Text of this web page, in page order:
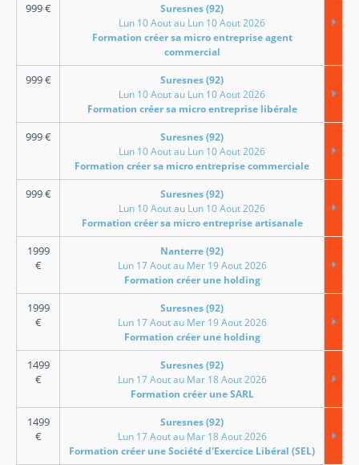
999€
Suresnes (92)
Lun 10 Aout au Lun 10 Aout 2026
Formation créer sa micro entreprise agent
commercial
999€
Suresnes (92)
Lun 10 Aout au Lun 10 Aout 2026
Formation créer sa micro entreprise libérale
999€
Suresnes (92)
Lun 10 Aout au Lun 10 Aout 2026
Formation créer sa micro entreprise commerciale
999€
Suresnes (92)
Lun 10 Aout au Lun 10 Aout 2026
Formation créer sa micro entreprise artisanale
1999
€
Nanterre (92)
Lun 17 Aout au Mer 19 Aout 2026
Formation créer une holding
1999
€
Suresnes (92)
Lun 17 Aout au Mer 19 Aout 2026
Formation créer une holding
1499
€
Suresnes (92)
Lun 17 Aout au Mar 18 Aout 2026
Formation créer une SARL
1499
€
Suresnes (92)
Lun 17 Aout au Mar 18 Aout 2026
Formation créer une Société d'Exercice Libéral (SEL)